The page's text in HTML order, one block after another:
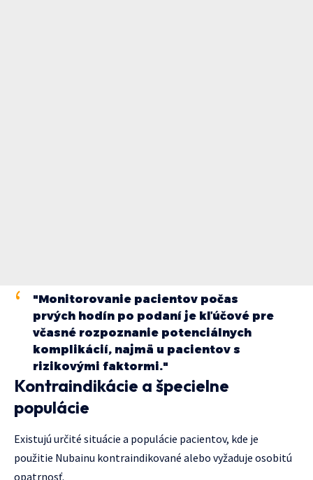
"Monitorovanie pacientov počas
prvých hodín po podaní je kľúčové pre
včasné rozpoznanie potenciálnych
komplikácií, najmä u pacientov s
rizikovými faktormi."
Kontraindikácie a špecielne
populácie
Existujú určité situácie a populácie pacientov, kde je
použitie Nubainu kontraindikované alebo vyžaduje osobitú
opatrnosť.